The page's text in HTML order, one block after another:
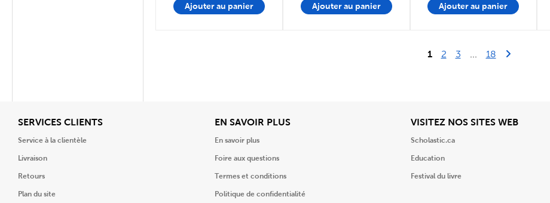
Ajouter au panier Ajouter au panier Ajouter au panier
1 2 3 18Last Page
Next Page
SERVICES CLIENTSAfficher
Service à la clientèle
Livraison
Retours
Plan du site
EN SAVOIR PLUSView
En savoir plus
Foire aux questions
Termes et conditions
Politique de confidentialité
VISITEZ NOS SITES WEBAfficher
Scholastic.ca
Education
Festival du livre